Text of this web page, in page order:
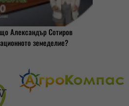
Александър Сотиров
земеделие?